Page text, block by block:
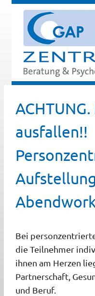
Zum
springen
ausfallen!!
Bei
die Teilnehmer
ihnen am Herzen
Partnerschaft,
und Beruf.